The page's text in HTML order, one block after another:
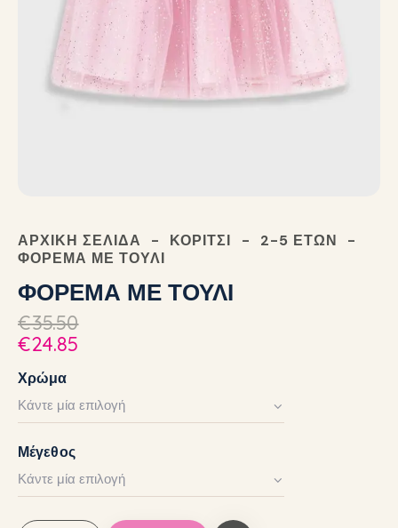
ΑΡΧΙΚΉ ΣΕΛΊΔΑ ΚΟΡΊΤΣΙ
2-5 ΕΤΏΝ
ΦΟΡΕΜΑ ΜΕ ΤΟΥΛΙ
ΦΟΡΕΜΑ ΜΕ ΤΟΥΛΙ
€35.50
€24.85
Χρώμα
Μέγεθος